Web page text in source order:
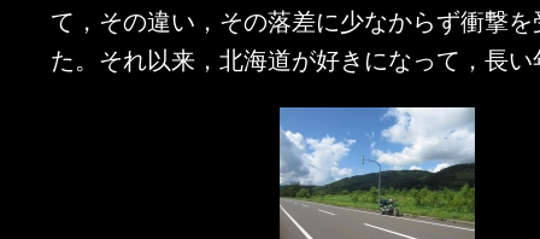
て，その違い，その落差に少なからず衝撃
た。それ以来，北海道が好きになって，長